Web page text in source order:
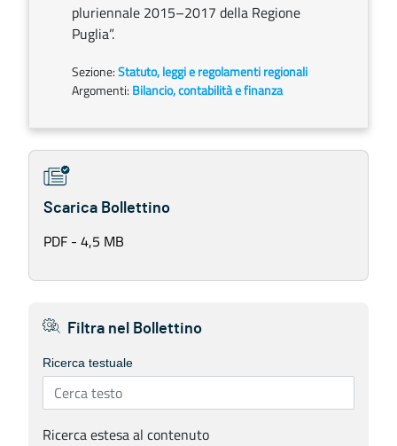
pluriennale 2015–2017 della Regione
Puglia”.
Sezione:Statuto, leggi e regolamenti regionali
Argomenti: Bilancio, contabilità e finanza
Scarica Bollettino
PDF - 4,5 MB
Filtra nel Bollettino
Ricerca testuale
Ricerca estesa al contenuto